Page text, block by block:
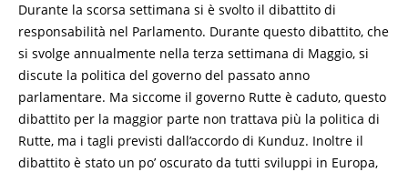
Durante la scorsa settimana si è svolto il dibattito di
responsabilità nel Parlamento. Durante questo dibattito, che
si svolge annualmente nella terza settimana di Maggio, si
discute la politica del governo del passato anno
parlamentare. Ma siccome il governo Rutte è caduto, questo
dibattito per la maggior parte non trattava più la politica di
Rutte, ma i tagli previsti dall’accordo di Kunduz. Inoltre il
dibattito è stato un po’ oscurato da tutti sviluppi in Europa,